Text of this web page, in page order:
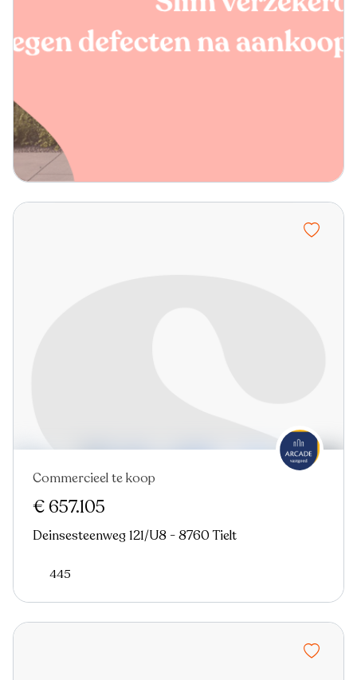
Commercieel te koop
€ 657.105
Deinsesteenweg 121/U8 - 8760 Tielt
445